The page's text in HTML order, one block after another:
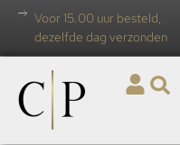
Voor 15.00 uur besteld,
dezelfde dag verzonden